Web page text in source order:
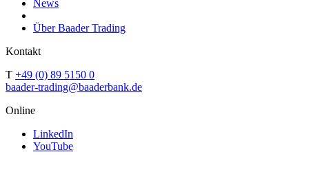
News
Über Baader Trading
Kontakt
T +49 (0) 89 5150 0
baader-trading@baaderbank.de
Online
LinkedIn
YouTube